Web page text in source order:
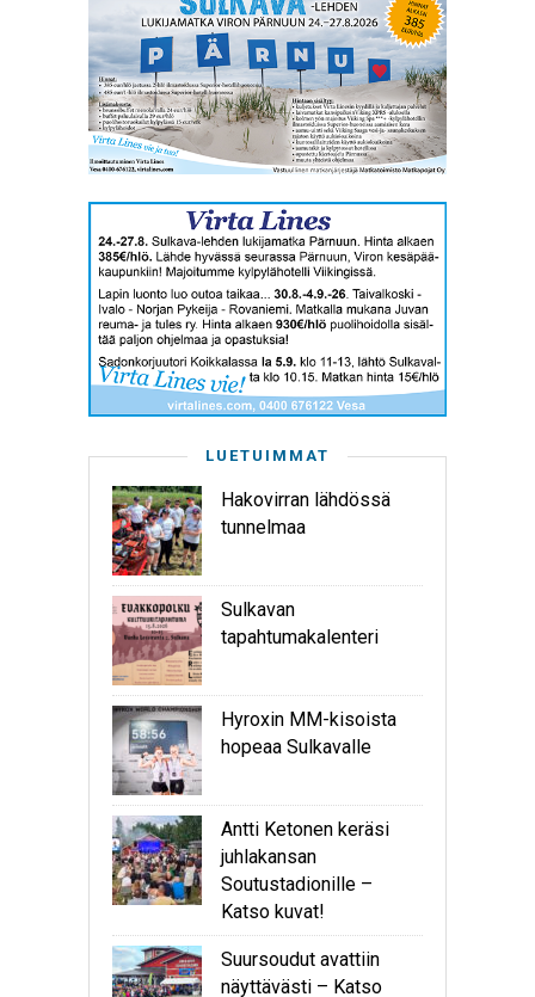
LUETUIMMAT
Hakovirran lähdössä
tunnelmaa
Sulkavan
tapahtumakalenteri
Hyroxin MM-kisoista
hopeaa Sulkavalle
Antti Ketonen keräsi
juhlakansan
Soutustadionille –
Katso kuvat!
Suursoudut avattiin
näyttävästi – Katso